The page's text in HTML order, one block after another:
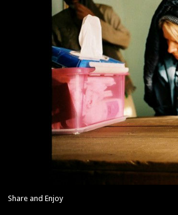
Share and Enjoy